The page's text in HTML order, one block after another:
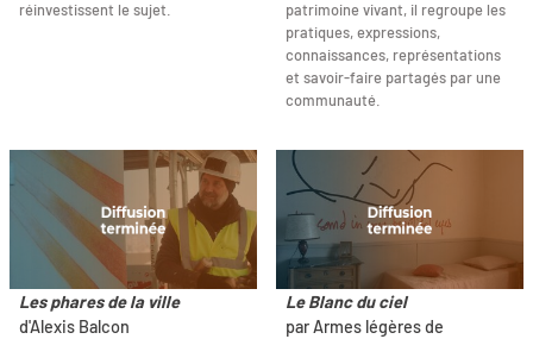
réinvestissent le sujet.
patrimoine vivant, il regroupe les
pratiques, expressions,
connaissances, représentations
et savoir-faire partagés par une
communauté.
Les phares de la ville
d'Alexis Balcon
Le Blanc du ciel
par Armes légères de